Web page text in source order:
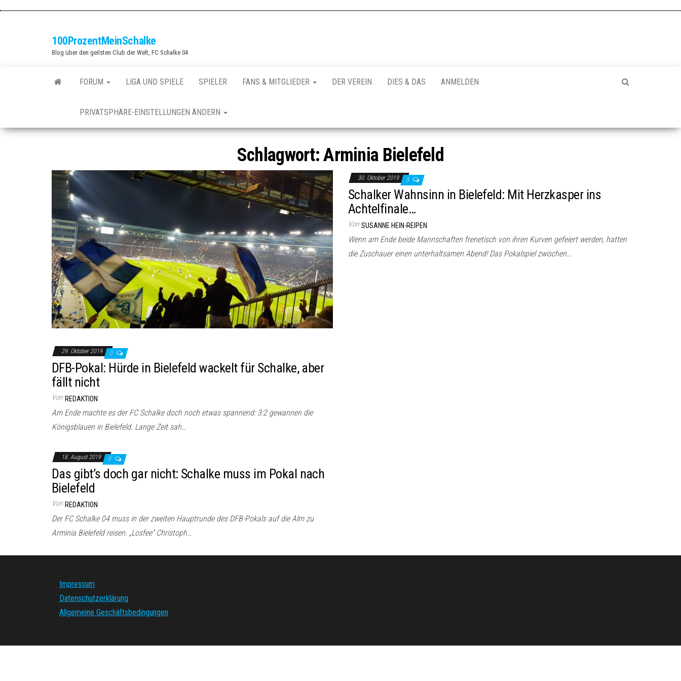
100ProzentMeinSchalke
Blog über den geilsten Club der Welt, FC Schalke 04
FORUM LIGA UND SPIELE SPIELER FANS & MITGLIEDER DER VEREIN DIES & DAS ANMELDEN
PRIVATSPHÄRE-EINSTELLUNGEN ÄNDERN
Schlagwort:Arminia Bielefeld
30. Oktober 2019 3
Schalker Wahnsinn in Bielefeld: Mit Herzkasper ins
Achtelfinale…
Von SUSANNE HEIN-REIPEN
Wenn am Ende beide Mannschaften frenetisch von ihren Kurven gefeiert werden, hatten
die Zuschauer einen unterhaltsamen Abend! Das Pokalspiel zwischen…
29. Oktober 2019 0
DFB-Pokal: Hürde in Bielefeld wackelt für Schalke, aber
fällt nicht
Von REDAKTION
Am Ende machte es der FC Schalke doch noch etwas spannend: 3:2 gewannen die
Königsblauen in Bielefeld. Lange Zeit sah…
18. August 2019 0
Das gibt’s doch gar nicht: Schalke muss im Pokal nach
Bielefeld
Von REDAKTION
Der FC Schalke 04 muss in der zweiten Hauptrunde des DFB-Pokals auf die Alm zu
Arminia Bielefeld reisen. „Losfee“ Christoph…
Impressum
Datenschutzerklärung
Allgemeine Geschäftsbedingungen